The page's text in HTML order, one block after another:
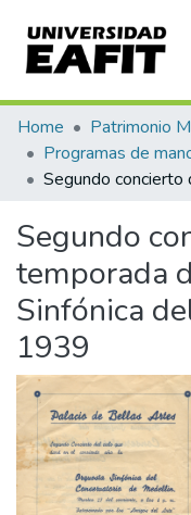
Communities &
All of DSpace
Home
Patrimonio
Segundo
temporada
Sinfónica
1939